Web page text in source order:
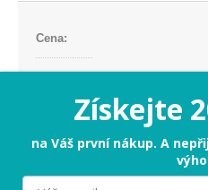
Cena:
PŘIDAT DO KOŠÍKU
Získejte
na Váš první nákup. A